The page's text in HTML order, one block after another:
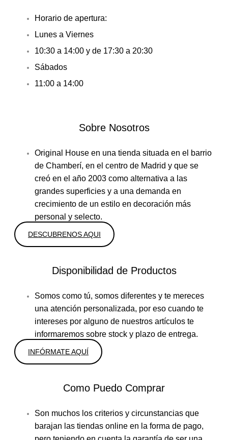
Horario de apertura:
Lunes a Viernes
10:30 a 14:00 y de 17:30 a 20:30
Sábados
11:00 a 14:00
Sobre Nosotros
Original House en una tienda situada en el barrio
de Chamberí, en el centro de Madrid y que se
creó en el año 2003 como alternativa a las
grandes superficies y a una demanda en
crecimiento de un estilo en decoración más
personal y selecto.
DESCUBRENOS AQUI
Disponibilidad de Productos
Somos como tú, somos diferentes y te mereces
una atención personalizada, por eso cuando te
intereses por alguno de nuestros artículos te
informaremos sobre stock y plazo de entrega.
INFÓRMATE AQUÍ
Como Puedo Comprar
Son muchos los criterios y circunstancias que
barajan las tiendas online en la forma de pago,